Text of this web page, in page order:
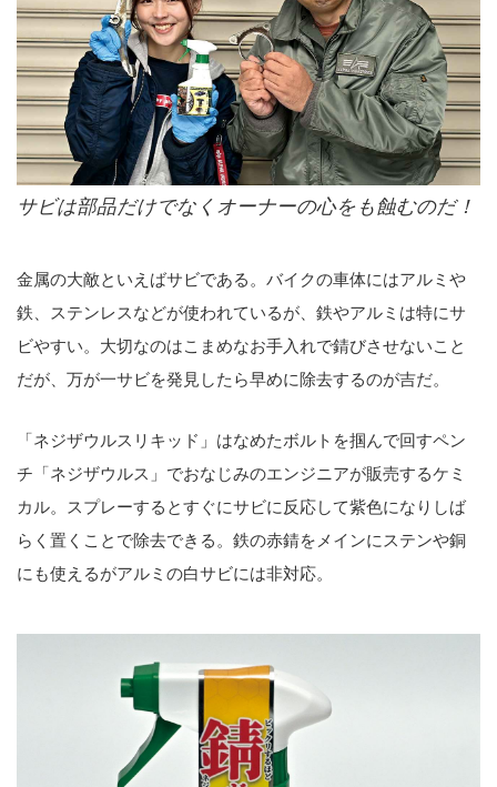
サビは部品だけでなくオーナーの心をも蝕むのだ！
金属の大敵といえばサビである。バイクの車体にはアルミや
鉄、ステンレスなどが使われているが、鉄やアルミは特にサ
ビやすい。大切なのはこまめなお手入れで錆びさせないこと
だが、万が一サビを発見したら早めに除去するのが吉だ。
「ネジザウルスリキッド」はなめたボルトを掴んで回すペン
チ「ネジザウルス」でおなじみのエンジニアが販売するケミ
カル。スプレーするとすぐにサビに反応して紫色になりしば
らく置くことで除去できる。鉄の赤錆をメインにステンや銅
にも使えるがアルミの白サビには非対応。